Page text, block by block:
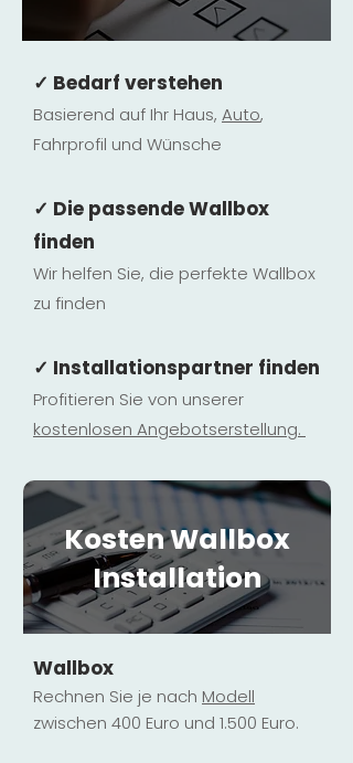
✓ Bedarf verstehen
Basierend auf Ihr Haus, Auto,
Fahrprofil und Wünsche
✓ Die passende Wallbox
finden
Wir helfen Sie, die perfekte Wallbox
zu finden
✓ Installationspartner finden
Profitieren Sie von unserer
kostenlosen Angebotserstellung.
Kosten Wallbox
Installation
Wallbox
Rechnen Sie je nach Modell
zwischen 400 Euro und 1.500 Euro.